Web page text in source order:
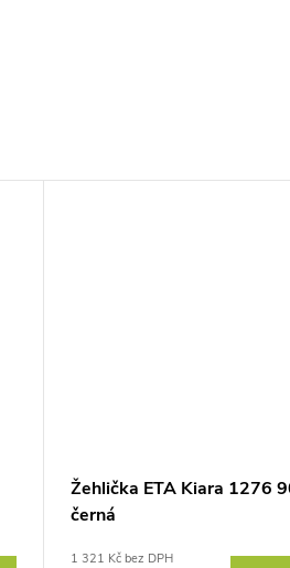
Žehlička ETA Kiara 1276
černá
1 321 Kč bez DPH